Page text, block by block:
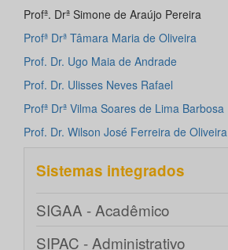
Profª. Drª Simone de Araújo Pereira
Profª Drª Tâmara Maria de Oliveira
Prof. Dr. Ugo Maia de Andrade
Prof. Dr. Ulisses Neves Rafael
Profª Drª Vilma Soares de Lima Barbosa
Prof. Dr. Wilson José Ferreira de Oliveira
Sistemas integrados
SIGAA - Acadêmico
SIPAC - Administrativo